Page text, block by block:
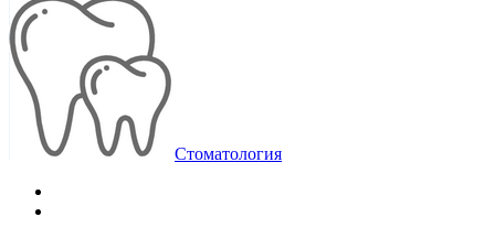
Стоматология